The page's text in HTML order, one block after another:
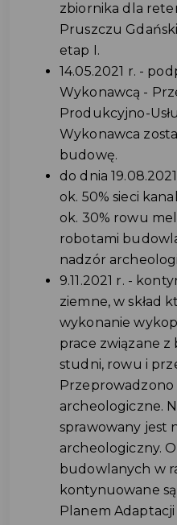
zbiornika dla
Pruszczu
etap I.
14.05.2021 r. -
Wykonawcą -
Produkcyjno-
Wykonawca
budowę.
do dnia
ok. 50% sieci
ok. 30% rowu
robotami
nadzór
9.11.2021 r. -
ziemne, w skład
wykonanie
prace związane
studni, rowu i
Przeprowadzono
archeologiczne.
sprawowany jest
archeologiczny.
budowlanych w
kontynuowane
Planem